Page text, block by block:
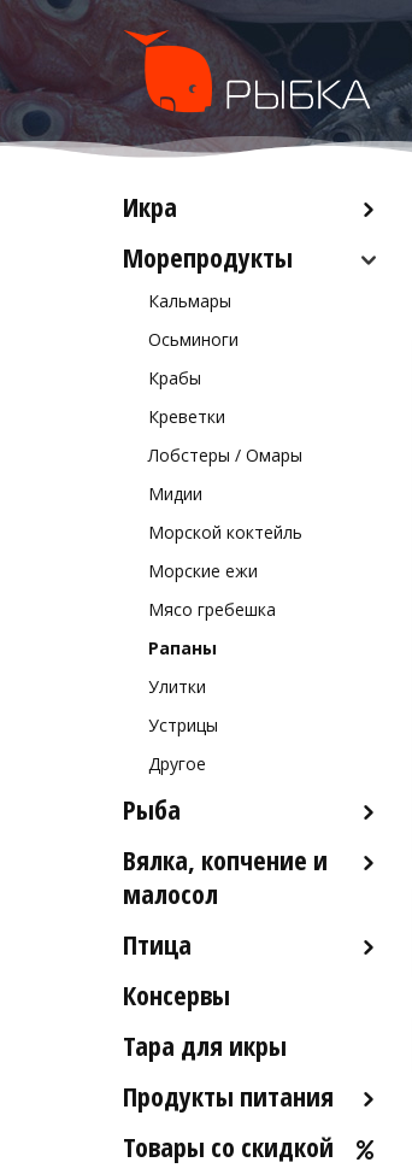
Икра
Красная икра
Морепродукты
Кальмары
Осьминоги
Крабы
Креветки
Лобстеры / Омары
Мидии
Морской коктейль
Морские ежи
Мясо гребешка
Рапаны
Улитки
Устрицы
Другое
Рыба
Рыба деликатесных сортов
Рыба столовых сортов
Вялка, копчение и
малосол
Икра вяленая
Рыба слабосоленая
Рыба холодного и
Птица
Индейка
Консервы
Тара для икры
Продукты питания
Оливковое масло
Товары со скидкой